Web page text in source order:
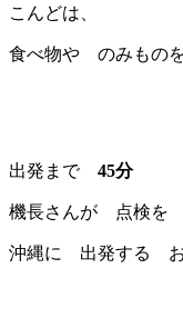
こんどは、
食べ物や のみもの
出発まで 45分
機長さんが 点検を
沖縄に 出発する お